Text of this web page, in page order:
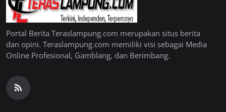
Portal Berita Teraslampung.com merupakan situs berita
dan opini. Teraslampung.com memiliki visi sebagai Media
Online Profesional, Gamblang, dan Berimbang.